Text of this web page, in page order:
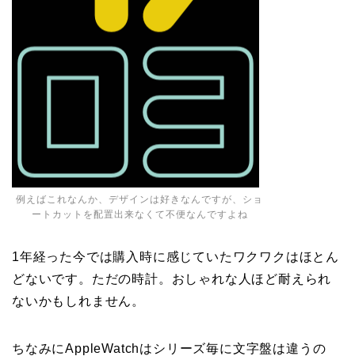
例えばこれなんか、デザインは好きなんですが、ショ
ートカットを配置出来なくて不便なんですよね
1年経った今では購入時に感じていたワクワクはほとん
どないです。ただの時計。おしゃれな人ほど耐えられ
ないかもしれません。
ちなみにAppleWatchはシリーズ毎に文字盤は違うの